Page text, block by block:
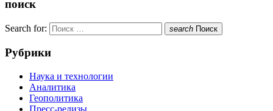
поиск
Search for: search Поиск
Рубрики
Наука и технологии
Аналитика
Геополитика